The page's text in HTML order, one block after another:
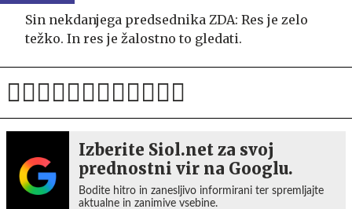
Sin nekdanjega predsednika ZDA: Res je zelo
težko. In res je žalostno to gledati.
Izberite Siol.net za svoj
prednostni vir na Googlu.
Bodite hitro in zanesljivo informirani ter spremljajte
aktualne in zanimive vsebine.